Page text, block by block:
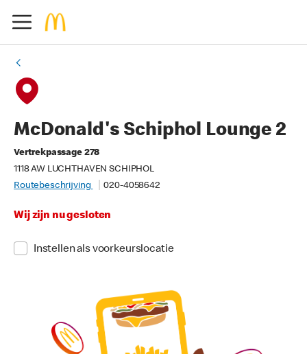
McDonald's Schiphol Lounge 2
Vertrekpassage 278
1118 AW LUCHTHAVEN SCHIPHOL
Routebeschrijving
020-4058642
Wij zijn nu gesloten
Instellen als voorkeurslocatie